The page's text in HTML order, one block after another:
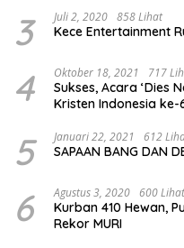
3 Juli 2, 2020 858 Lihat
Kece Entertainment
4 Oktober 18, 2021 717
Sukses, Acara ‘Dies Natalis’ Fakultas
Kristen Indonesia ke-
5 Januari 22, 2021 612
SAPAAN BANG DAN
6 Agustus 3, 2020 600 Lihat
Kurban 410 Hewan,
Rekor MURI